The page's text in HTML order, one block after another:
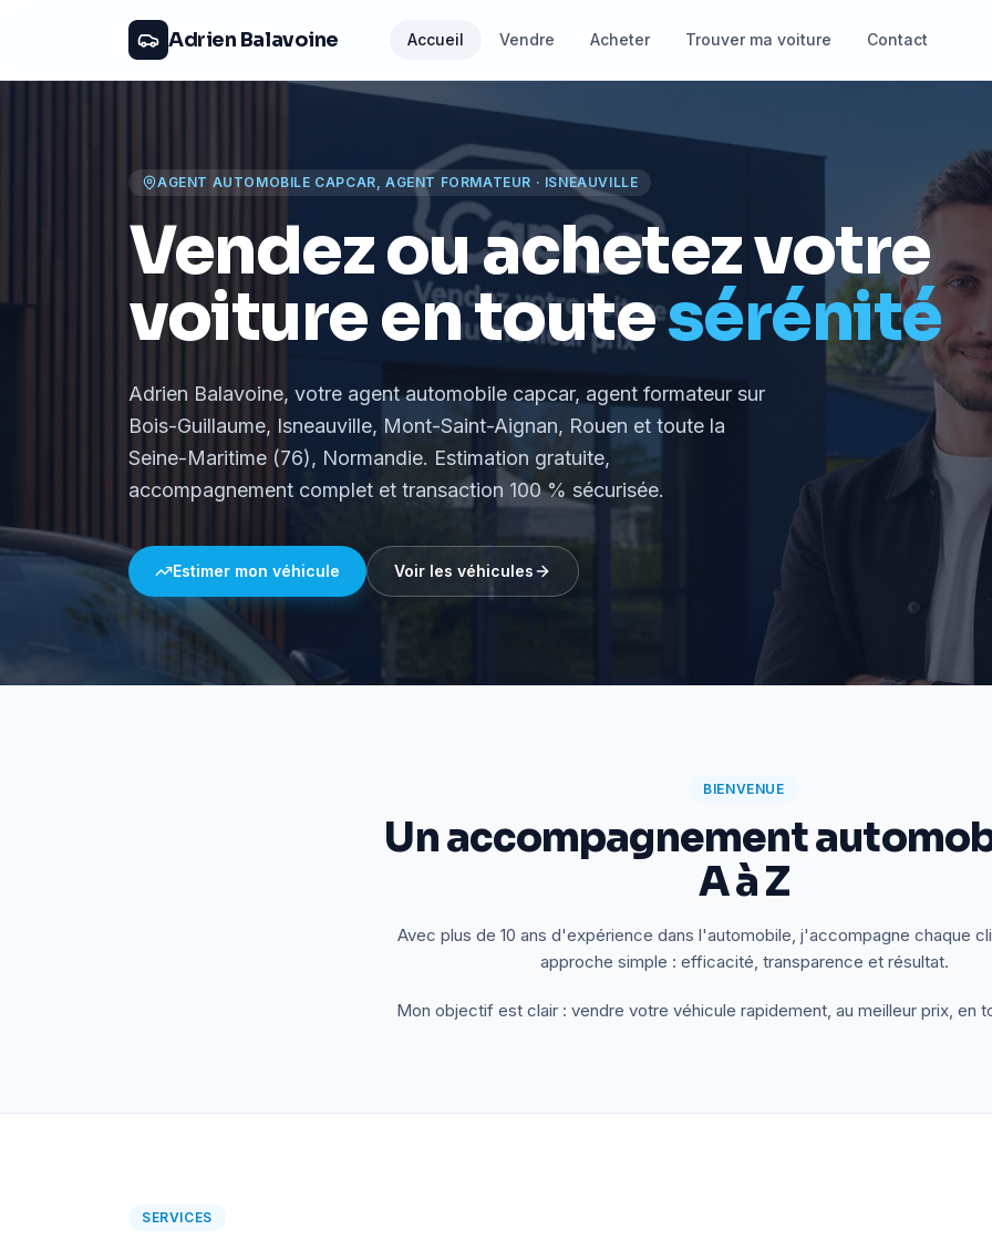
Adrien Balavoine Accueil Vendre Acheter Trouver ma voiture Contact
AGENT AUTOMOBILE CAPCAR, AGENT FORMATEUR · ISNEAUVILLE
Vendez ou achetez votre
voiture en toutesérénité
Adrien Balavoine, votre agent automobile capcar, agent formateur sur
Bois-Guillaume, Isneauville, Mont-Saint-Aignan, Rouen et toute la
Seine-Maritime (76), Normandie. Estimation gratuite,
accompagnement complet et transaction 100 % sécurisée.
Estimer mon véhicule Voir les véhicules
BIENVENUE
Un accompagnement
A à Z
Avec plus de 10 ans d'expérience dans l'automobile, j'accompagne chaque
approche simple : efficacité, transparence et résultat.
Mon objectif est clair : vendre votre véhicule rapidement, au meilleur prix, en
SERVICES